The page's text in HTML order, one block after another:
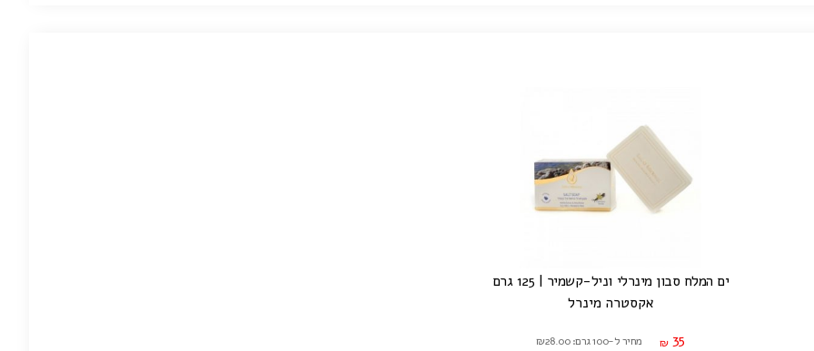
ים המלח סבון מינרלי וניל-קשמיר | 125 גרם
אקסטרה מינרל
₪ 35 מחיר ל-100 גרם: ₪28.00